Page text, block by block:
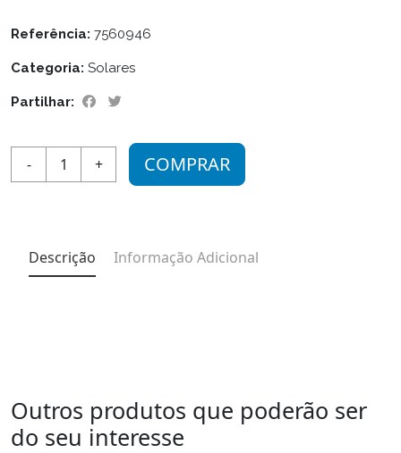
Referência: 7560946
Categoria: Solares
Partilhar:
- 1 + COMPRAR
Descrição Informação Adicional
Outros produtos que poderão ser
do seu interesse